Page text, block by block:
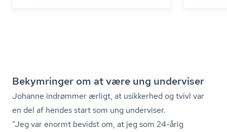
Bekymringer om at være ung underviser
Johanne indrømmer ærligt, at usikkerhed og tvivl var
en del af hendes start som ung underviser.
”Jeg var enormt bevidst om, at jeg som 24-årig